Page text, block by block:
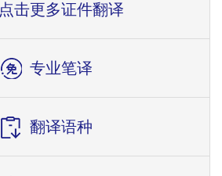
点击更多证件翻译
专业笔译
翻译语种